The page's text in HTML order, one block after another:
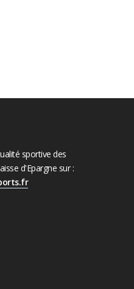
sportive des
d'Epargne sur :